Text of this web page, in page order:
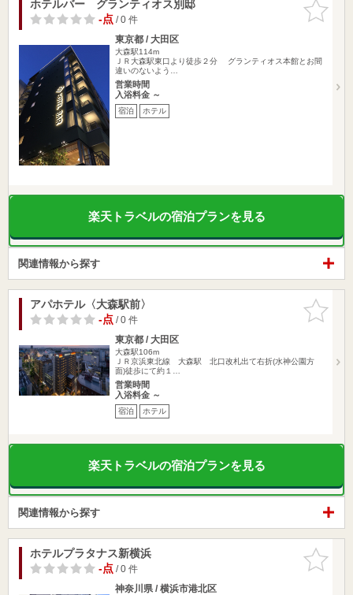
お気に入
りに追加
ホテルバー グランティオス別邸
-点/ 0 件
東京都 / 大田区
大森駅114m
ＪＲ大森駅東口より徒歩２分 グランティオス本館とお間
違いのないよう…
営業時間
入浴料金 ～
宿泊 ホテル
楽天トラベルの宿泊プランを見る
関連情報から探す
お気に入
りに追加
アパホテル〈大森駅前〉
-点/ 0 件
東京都 / 大田区
大森駅106m
ＪＲ京浜東北線 大森駅 北口改札出て右折(水神公園方
面)徒歩にて約１…
営業時間
入浴料金 ～
宿泊 ホテル
楽天トラベルの宿泊プランを見る
関連情報から探す
お気に入
りに追加
ホテルプラタナス新横浜
-点/ 0 件
神奈川県 / 横浜市港北区